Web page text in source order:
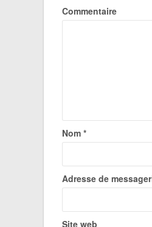
Commentaire
Nom *
Adresse de
Site web